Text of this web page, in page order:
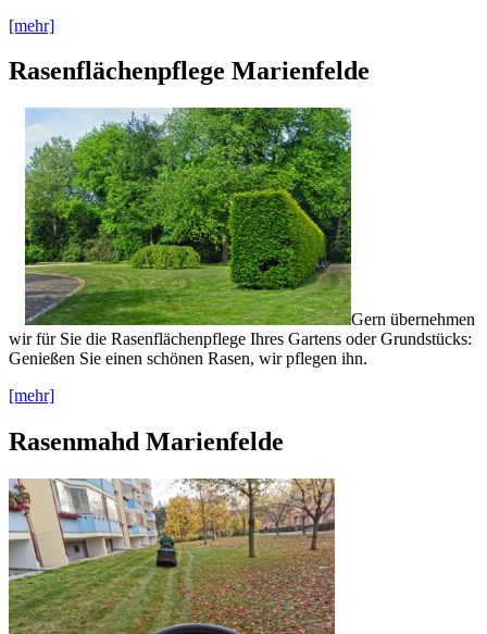
[mehr]
Rasenflächenpflege Marienfelde
Gern übernehmen
wir für Sie die Rasenflächenpflege Ihres Gartens oder Grundstücks:
Genießen Sie einen schönen Rasen, wir pflegen ihn.
[mehr]
Rasenmahd Marienfelde